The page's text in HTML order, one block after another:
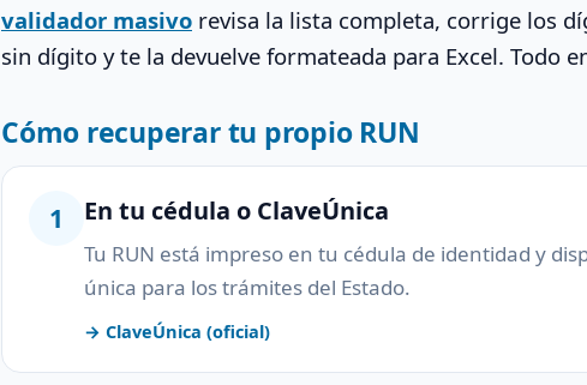
validador masivo revisa la lista completa, corrige los
sin dígito y te la devuelve formateada para Excel. Todo
Cómo recuperar tu propio RUN
1 En tu cédula o ClaveÚnica
Tu RUN está impreso en tu cédula de identidad y
única para los trámites del Estado.
→ ClaveÚnica (oficial)